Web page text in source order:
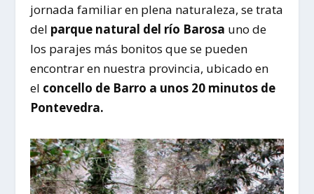
jornada familiar en plena naturaleza, se trata
del parque natural del río Barosa uno de
los parajes más bonitos que se pueden
encontrar en nuestra provincia, ubicado en
el concello de Barro a unos 20 minutos de
Pontevedra.